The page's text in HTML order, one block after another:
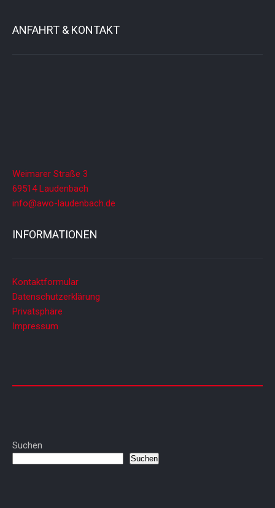
ANFAHRT & KONTAKT
Weimarer Straße 3
69514 Laudenbach
info@awo-laudenbach.de
INFORMATIONEN
Kontaktformular
Datenschutzerklärung
Privatsphäre
Impressum
Suchen
Suchen